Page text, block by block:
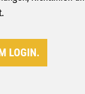
LOGIN.